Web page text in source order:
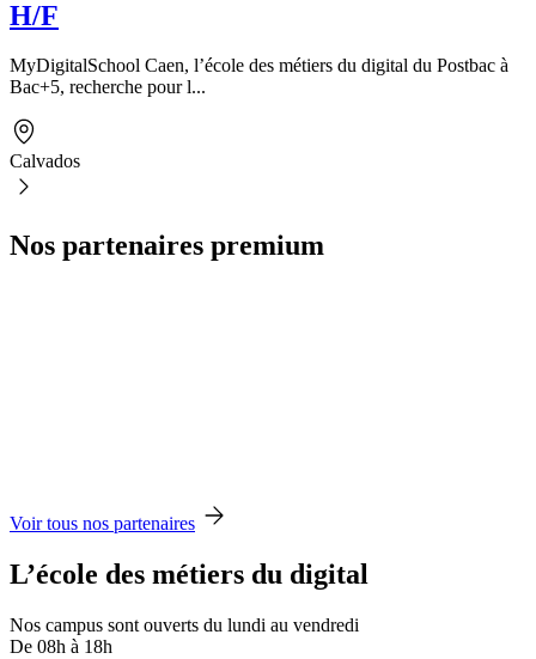
H/F
MyDigitalSchool Caen, l’école des métiers du digital du Postbac à
Bac+5, recherche pour l...
Calvados
Nos partenaires premium
Voir tous nos partenaires
L’école des métiers du digital
Nos campus sont ouverts du lundi au vendredi
De 08h à 18h